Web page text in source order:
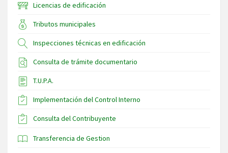
Licencias de edificación
Tributos municipales
Inspecciones técnicas en edificación
Consulta de trámite documentario
T.U.P.A.
Implementación del Control Interno
Consulta del Contribuyente
Transferencia de Gestion